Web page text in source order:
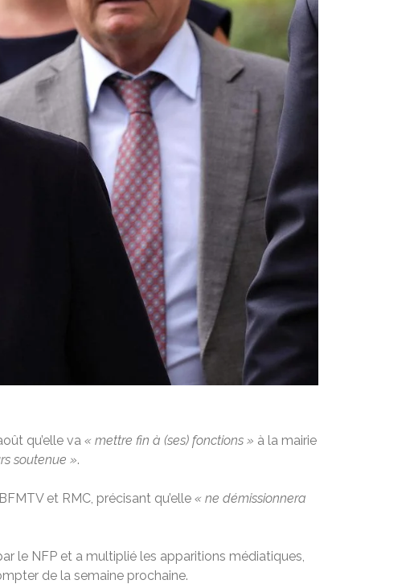
qu’elle va « mettre fin à (ses) fonctions » à la mairie
soutenue ».
et RMC, précisant qu’elle « ne démissionnera
le NFP et a multiplié les apparitions médiatiques,
de la semaine prochaine.